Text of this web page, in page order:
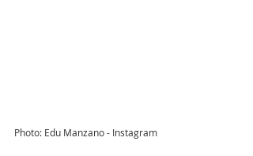
Photo: Edu Manzano - Instagram